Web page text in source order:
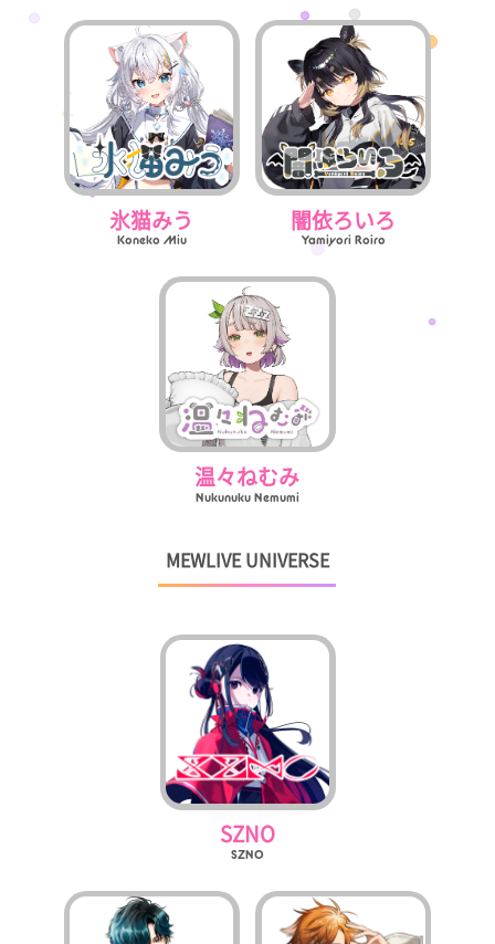
氷猫みう
Koneko Miu
闇依ろいろ
Yamiyori Roiro
温々ねむみ
Nukunuku Nemumi
MEWLIVE UNIVERSE
SZNO
SZNO